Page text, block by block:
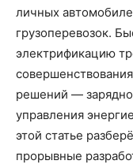
личных
грузоперевозок.
электрификацию
решений —
управления
этой статье
прорывные